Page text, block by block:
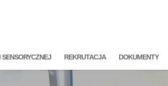
REKRUTACJA DOKUMENTY